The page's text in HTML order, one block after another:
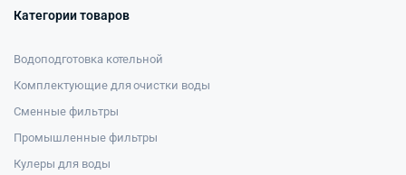
Категории товаров
Водоподготовка котельной
Комплектующие для очистки воды
Сменные фильтры
Промышленные фильтры
Кулеры для воды